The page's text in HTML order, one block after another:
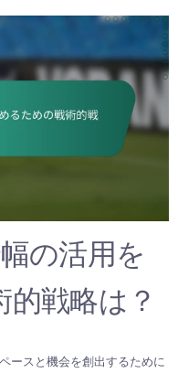
の活用を
戦略は？
ースと機会を創出するために